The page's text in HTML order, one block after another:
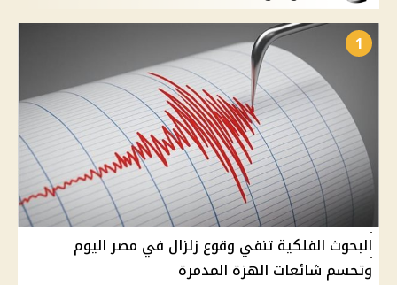
1
البحوث الفلكية تنفي وقوع زلزال في مصر اليوم
وتحسم شائعات الهزة المدمرة